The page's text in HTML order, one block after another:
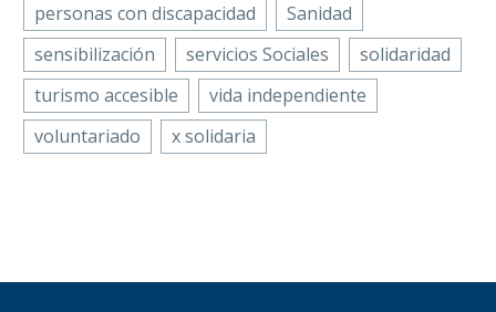
personas con discapacidad
Sanidad
sensibilización
servicios Sociales
solidaridad
turismo accesible
vida independiente
voluntariado
x solidaria